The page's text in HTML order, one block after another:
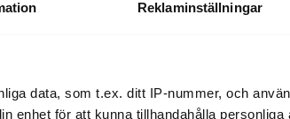
Reklaminställningar
data, som t.ex. ditt IP-nummer, och
enhet för att kunna tillhandahålla personliga